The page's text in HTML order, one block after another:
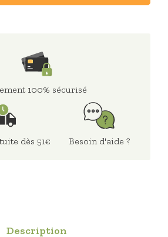
100% sécurisé
dès 51€ Besoin d'aide ?
Description